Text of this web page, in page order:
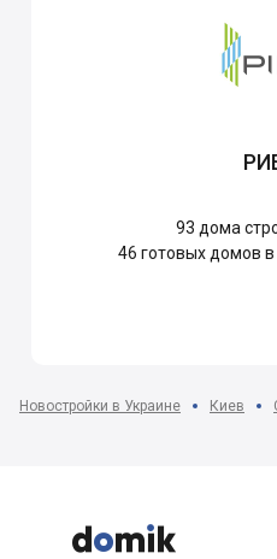
93 дома
46 готовых домов
Новостройки в Украине Киев


